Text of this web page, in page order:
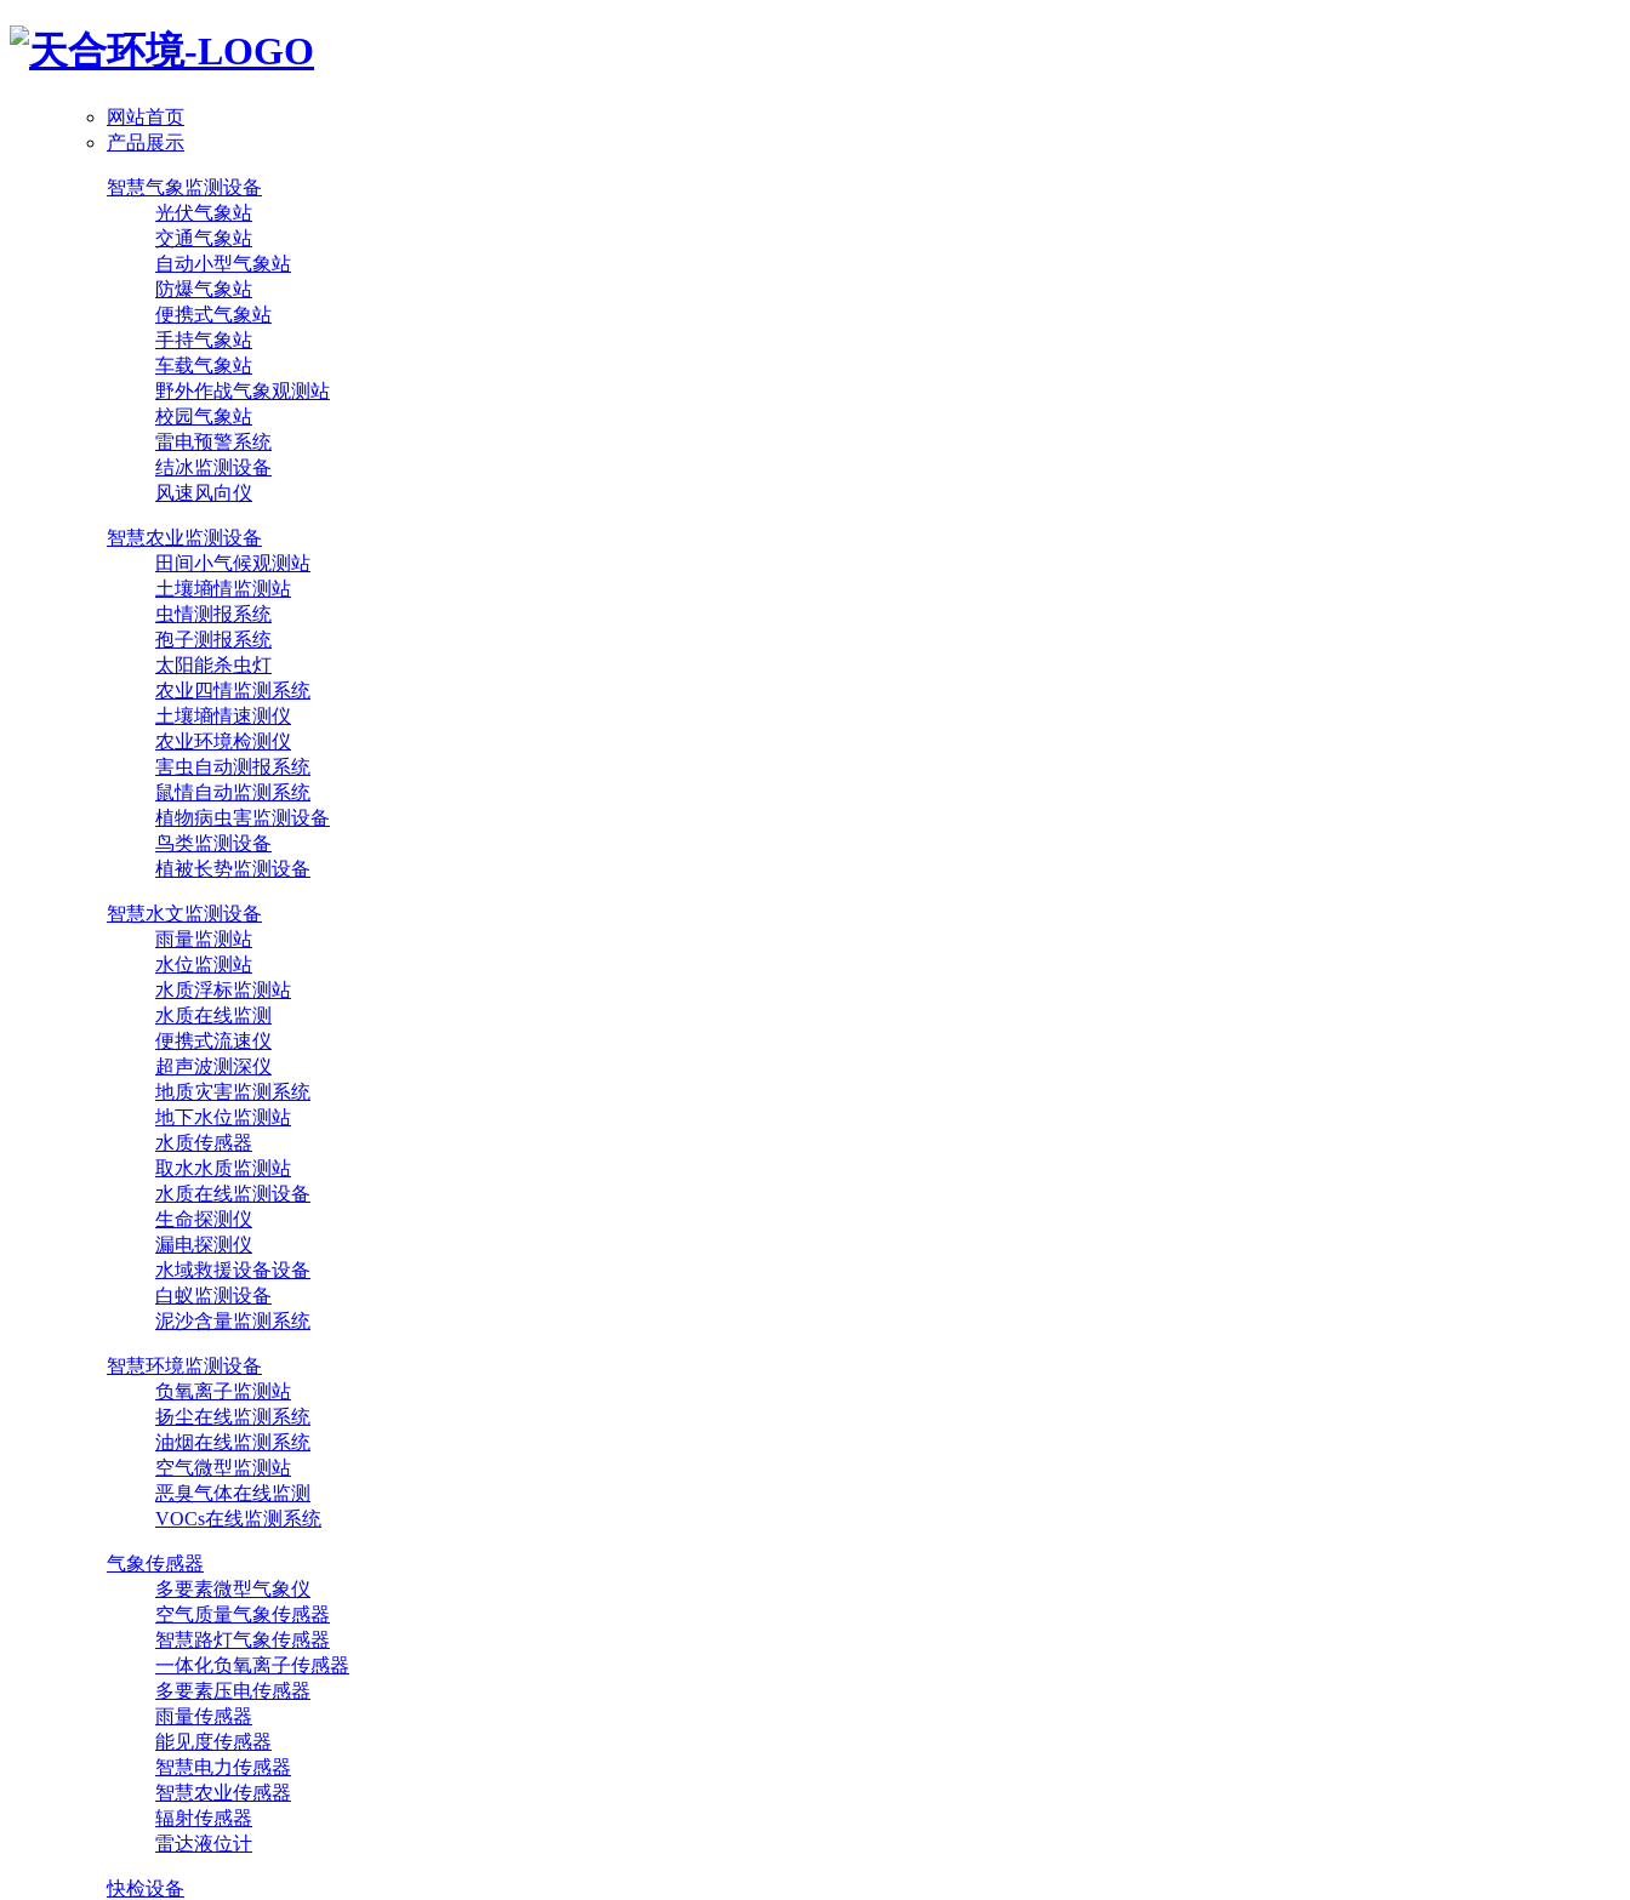
网站首页
产品展示
智慧气象监测设备
光伏气象站
交通气象站
自动小型气象站
防爆气象站
便携式气象站
手持气象站
车载气象站
野外作战气象观测站
校园气象站
雷电预警系统
结冰监测设备
风速风向仪
智慧农业监测设备
田间小气候观测站
土壤墒情监测站
虫情测报系统
孢子测报系统
太阳能杀虫灯
农业四情监测系统
土壤墒情速测仪
农业环境检测仪
害虫自动测报系统
鼠情自动监测系统
植物病虫害监测设备
鸟类监测设备
植被长势监测设备
智慧水文监测设备
雨量监测站
水位监测站
水质浮标监测站
水质在线监测
便携式流速仪
超声波测深仪
地质灾害监测系统
地下水位监测站
水质传感器
取水水质监测站
水质在线监测设备
生命探测仪
漏电探测仪
水域救援设备设备
白蚁监测设备
泥沙含量监测系统
智慧环境监测设备
负氧离子监测站
扬尘在线监测系统
油烟在线监测系统
空气微型监测站
恶臭气体在线监测
VOCs在线监测系统
气象传感器
多要素微型气象仪
空气质量气象传感器
智慧路灯气象传感器
一体化负氧离子传感器
多要素压电传感器
雨量传感器
能见度传感器
智慧电力传感器
智慧农业传感器
辐射传感器
雷达液位计
快检设备